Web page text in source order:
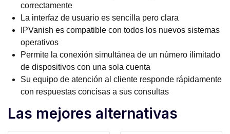
correctamente
La interfaz de usuario es sencilla pero clara
IPVanish es compatible con todos los nuevos sistemas
operativos
Permite la conexión simultánea de un número ilimitado
de dispositivos con una sola cuenta
Su equipo de atención al cliente responde rápidamente
con respuestas concisas a sus consultas
Las mejores alternativas